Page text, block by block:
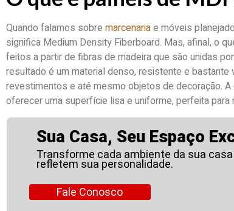
Quando falamos sobre marcenariae móveis
significa Medium Density Fiberboard. Mas, afinal, o
feitos a partir de fibras de madeira que são unidas
resultado é um material denso, resistente e bastante
revestimentos e até mesmo objetos de decoração.
oferecer uma superfície lisa e uniforme, perfeita
Sua Casa, Seu Espaço
Transforme cada ambiente da sua
refletem sua personalidade.
Fale Conosco